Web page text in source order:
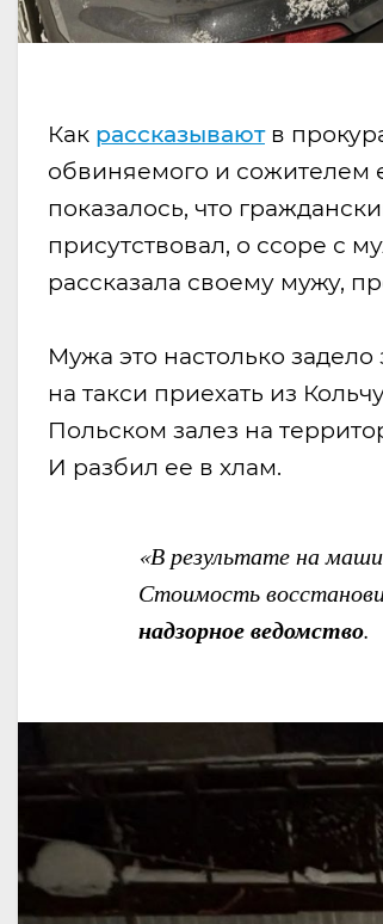
Как рассказываютв
обвиняемого и сожителем
показалось, что
присутствовал, о ссоре с
рассказала своему мужу,
Мужа это настолько
на такси приехать из
Польском залез на
И разбил ее в хлам.
«В результате на
Стоимость
надзорное ведомство.